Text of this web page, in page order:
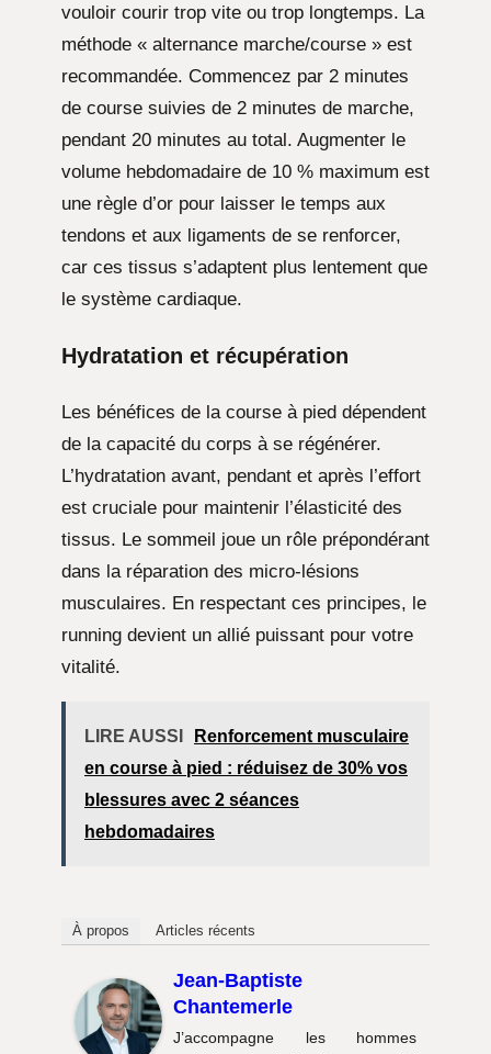
vouloir courir trop vite ou trop longtemps. La
méthode « alternance marche/course » est
recommandée. Commencez par 2 minutes
de course suivies de 2 minutes de marche,
pendant 20 minutes au total. Augmenter le
volume hebdomadaire de 10 % maximum est
une règle d’or pour laisser le temps aux
tendons et aux ligaments de se renforcer,
car ces tissus s’adaptent plus lentement que
le système cardiaque.
Hydratation et récupération
Les bénéfices de la course à pied dépendent
de la capacité du corps à se régénérer.
L’hydratation avant, pendant et après l’effort
est cruciale pour maintenir l’élasticité des
tissus. Le sommeil joue un rôle prépondérant
dans la réparation des micro-lésions
musculaires. En respectant ces principes, le
running devient un allié puissant pour votre
vitalité.
LIRE AUSSI
Renforcement musculaire
en course à pied : réduisez de 30% vos
blessures avec 2 séances
hebdomadaires
À propos Articles récents
Jean-Baptiste
Chantemerle
J’accompagne les hommes